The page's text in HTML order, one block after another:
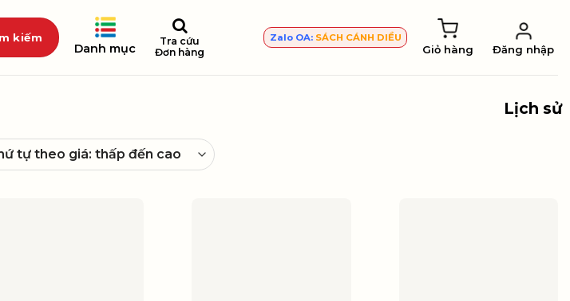
Danh mục
Tra cứu
Đơn hàng
Zalo OA: SÁCH CÁNH DIỀU
Giỏ hàng Đăng nhập
Lịch sử